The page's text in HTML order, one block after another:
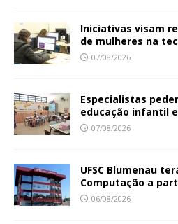
Iniciativas visam
de mulheres na
07/08/2026
Especialistas
educação infantil
07/08/2026
UFSC Blumenau
Computação a
06/08/2026